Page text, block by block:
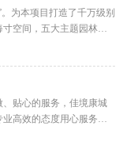
为本项目打造了千万级别
空间，五大主题园林尊
恒温双泳池，品质物业
贴心的服务，佳境康城
高效的态度用心服务客
的路，让业主尽情享受